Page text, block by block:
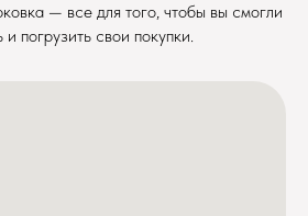
— все для того, чтобы вы смогли
и погрузить свои покупки.